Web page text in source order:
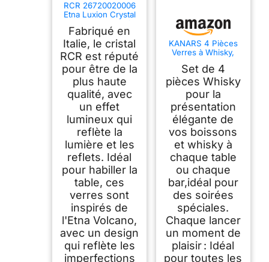
RCR 26720020006
Etna Luxion Crystal
Lot de 6 Verres à
Whisky, Verres à
Boire en Cristal,
Ensemble de Verres
à Whiskey, Gobelets
Transparents pour
Bourbon et Eau,
Passe au Lave-
Vaisselle, 330 ml
Fabriqué en
Italie, le cristal
RCR est réputé
pour être de la
plus haute
qualité, avec
un effet
lumineux qui
reflète la
lumière et les
reflets. Idéal
pour habiller la
table, ces
verres sont
inspirés de
l'Etna Volcano,
avec un design
qui reflète les
imperfections
KANARS 4 Pièces
Verres à Whisky,
Cristal pour Scotch,
Cognac, Martini,
Belle Boîte Cadeau,
300 ml
Set de 4
pièces Whisky
pour la
présentation
élégante de
vos boissons
et whisky à
chaque table
ou chaque
bar,idéal pour
des soirées
spéciales.
Chaque lancer
un moment de
plaisir : Idéal
pour toutes les